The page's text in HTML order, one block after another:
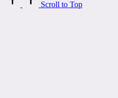
Scroll to Top